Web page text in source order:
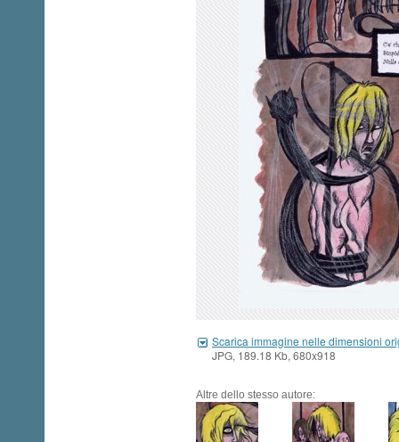
Scarica immagine nelle dimensioni
JPG, 189.18 Kb, 680x918
Altre dello stesso autore: